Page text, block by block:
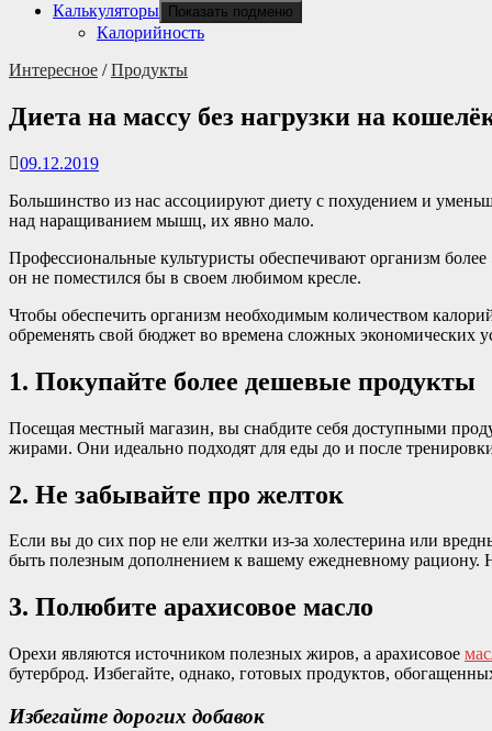
Калькуляторы
Показать подменю
Калорийность
Интересное /Продукты
Диета на массу без нагрузки на
09.12.2019
Большинство из нас ассоциируют диету с похудением и
над наращиванием мышц, их явно мало.
Профессиональные культуристы обеспечивают организм
он не поместился бы в своем любимом кресле.
Чтобы обеспечить организм необходимым количеством
обременять свой бюджет во времена сложных экономических
1. Покупайте более дешевые продукты
Посещая местный магазин, вы снабдите себя доступными
жирами. Они идеально подходят для еды до и после
2. Не забывайте про желток
Если вы до сих пор не ели желтки из-за холестерина или
быть полезным дополнением к вашему ежедневному
3. Полюбите арахисовое масло
Орехи являются источником полезных жиров, а арахисовое
бутерброд. Избегайте, однако, готовых продуктов,
Избегайте дорогих добавок